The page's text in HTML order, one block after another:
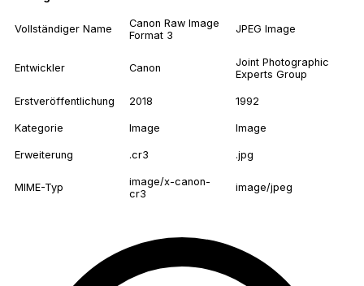
Vollständiger Name
Canon Raw Image
Format 3
JPEG Image
Entwickler Canon
Joint Photographic
Experts Group
Erstveröffentlichung 2018 1992
Kategorie Image Image
Erweiterung .cr3 .jpg
MIME-Typ
image/x-canon-
cr3
image/jpeg